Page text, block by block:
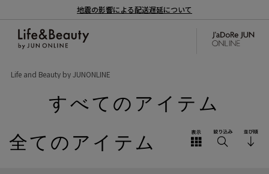
地震の影響による配送遅延について
Life and Beauty by JUNONLINE
すべてのアイテム
全てのアイテム